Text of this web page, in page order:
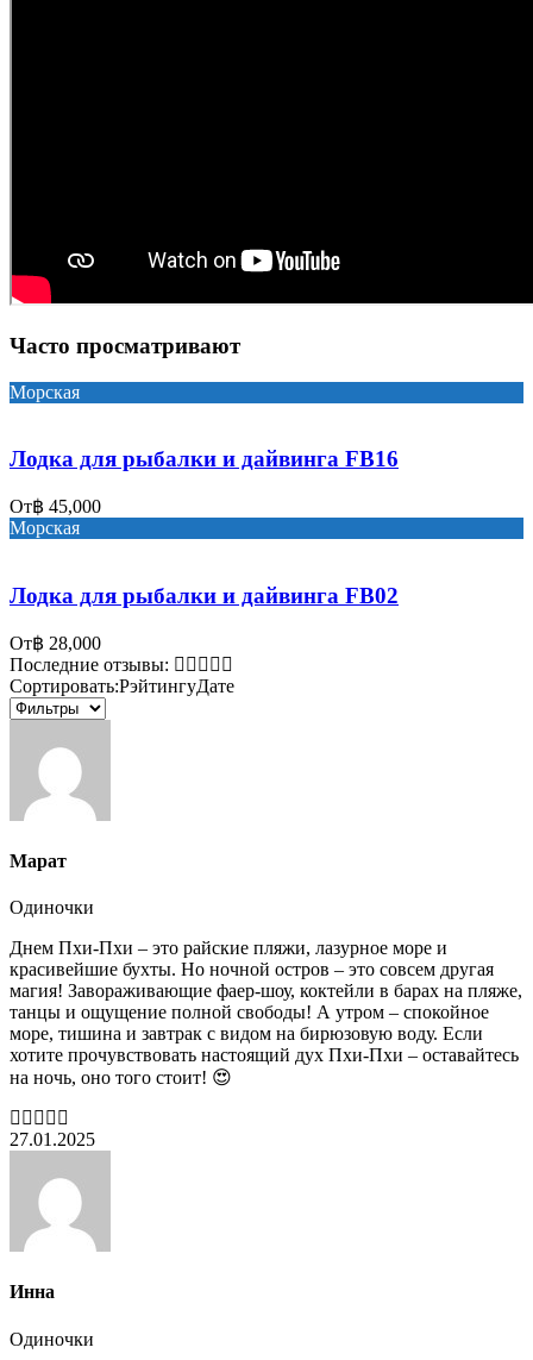
Часто просматривают
Морская
Лодка для рыбалки и дайвинга FB16
От฿ 45,000
Морская
Лодка для рыбалки и дайвинга FB02
От฿ 28,000
Последние отзывы:
Сортировать:РэйтингуДате
Марат
Одиночки
Днем Пхи-Пхи – это райские пляжи, лазурное море и
красивейшие бухты. Но ночной остров – это совсем другая
магия! Завораживающие фаер-шоу, коктейли в барах на пляже,
танцы и ощущение полной свободы! А утром – спокойное
море, тишина и завтрак с видом на бирюзовую воду. Если
хотите прочувствовать настоящий дух Пхи-Пхи – оставайтесь
на ночь, оно того стоит! 😍
27.01.2025
Инна
Одиночки